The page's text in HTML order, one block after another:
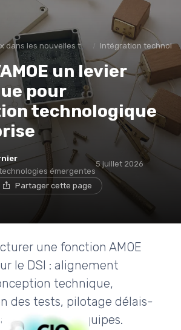
les nouvelles technologies Intégration
un levier
pour
technologique
émergentes
5 juillet 2026
Partager cette page
une fonction AMOE
le DSI : alignement
technique,
des tests, pilotage délais-
des équipes.